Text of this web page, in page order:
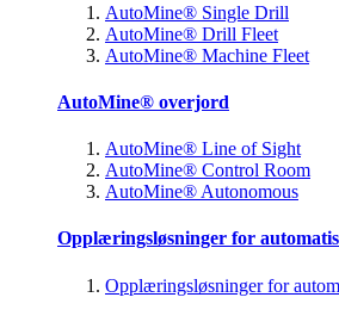
AutoMine® Single Drill
AutoMine® Drill Fleet
AutoMine® Machine Fleet
AutoMine® overjord
AutoMine® Line of Sight
AutoMine® Control Room
AutoMine® Autonomous
Opplæringsløsninger for
Opplæringsløsninger for